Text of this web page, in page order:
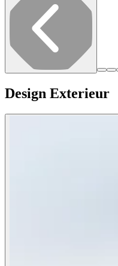
Design Exterieur